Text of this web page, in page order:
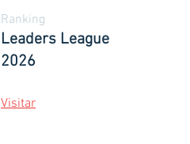
Ranking
Leaders League
2026
Visitar